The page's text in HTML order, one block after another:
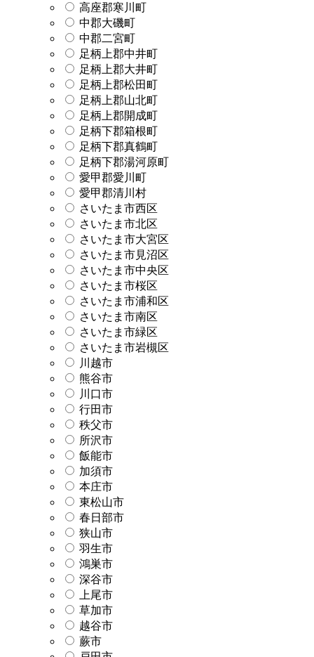
高座郡寒川町
中郡大磯町
中郡二宮町
足柄上郡中井町
足柄上郡大井町
足柄上郡松田町
足柄上郡山北町
足柄上郡開成町
足柄下郡箱根町
足柄下郡真鶴町
足柄下郡湯河原町
愛甲郡愛川町
愛甲郡清川村
さいたま市西区
さいたま市北区
さいたま市大宮区
さいたま市見沼区
さいたま市中央区
さいたま市桜区
さいたま市浦和区
さいたま市南区
さいたま市緑区
さいたま市岩槻区
川越市
熊谷市
川口市
行田市
秩父市
所沢市
飯能市
加須市
本庄市
東松山市
春日部市
狭山市
羽生市
鴻巣市
深谷市
上尾市
草加市
越谷市
蕨市